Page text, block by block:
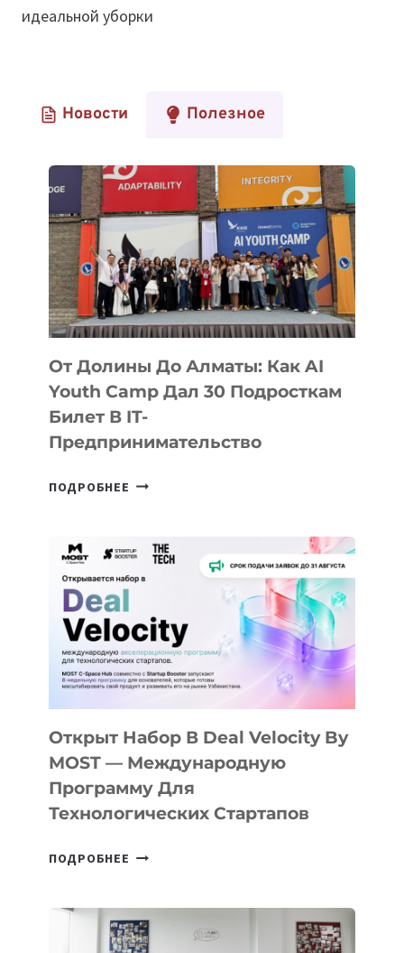
идеальной уборки
Новости Полезное
От Долины До Алматы: Как AI
Youth Camp Дал 30 Подросткам
Билет В IT-
Предпринимательство
ПОДРОБНЕЕ ОТ
АЛМАТЫ:
КАК
AI
YOUTH
CAMP
ДАЛ
30
ПОДРОСТКАМ
БИЛЕТ
В
ПРЕДПРИНИМАТЕЛЬСТВО
Открыт Набор В Deal Velocity By
MOST — Международную
Программу Для
Технологических Стартапов
ПОДРОБНЕЕ ОТКРЫТ
DEAL
VELOCITY